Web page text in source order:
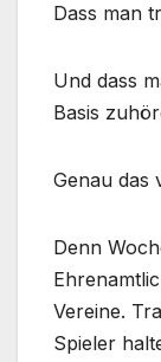
Dass man
Und dass
Basis
Genau das
Denn
Vereine.
Spieler